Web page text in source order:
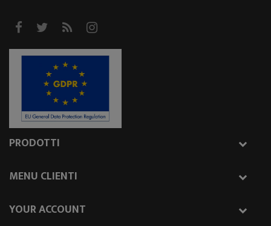
PRODOTTI
MENU CLIENTI
YOUR ACCOUNT